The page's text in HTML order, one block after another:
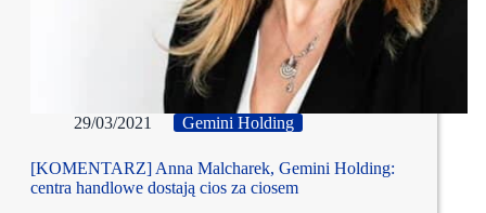
29/03/2021 Gemini Holding
[KOMENTARZ] Anna Malcharek, Gemini Holding:
centra handlowe dostają cios za ciosem